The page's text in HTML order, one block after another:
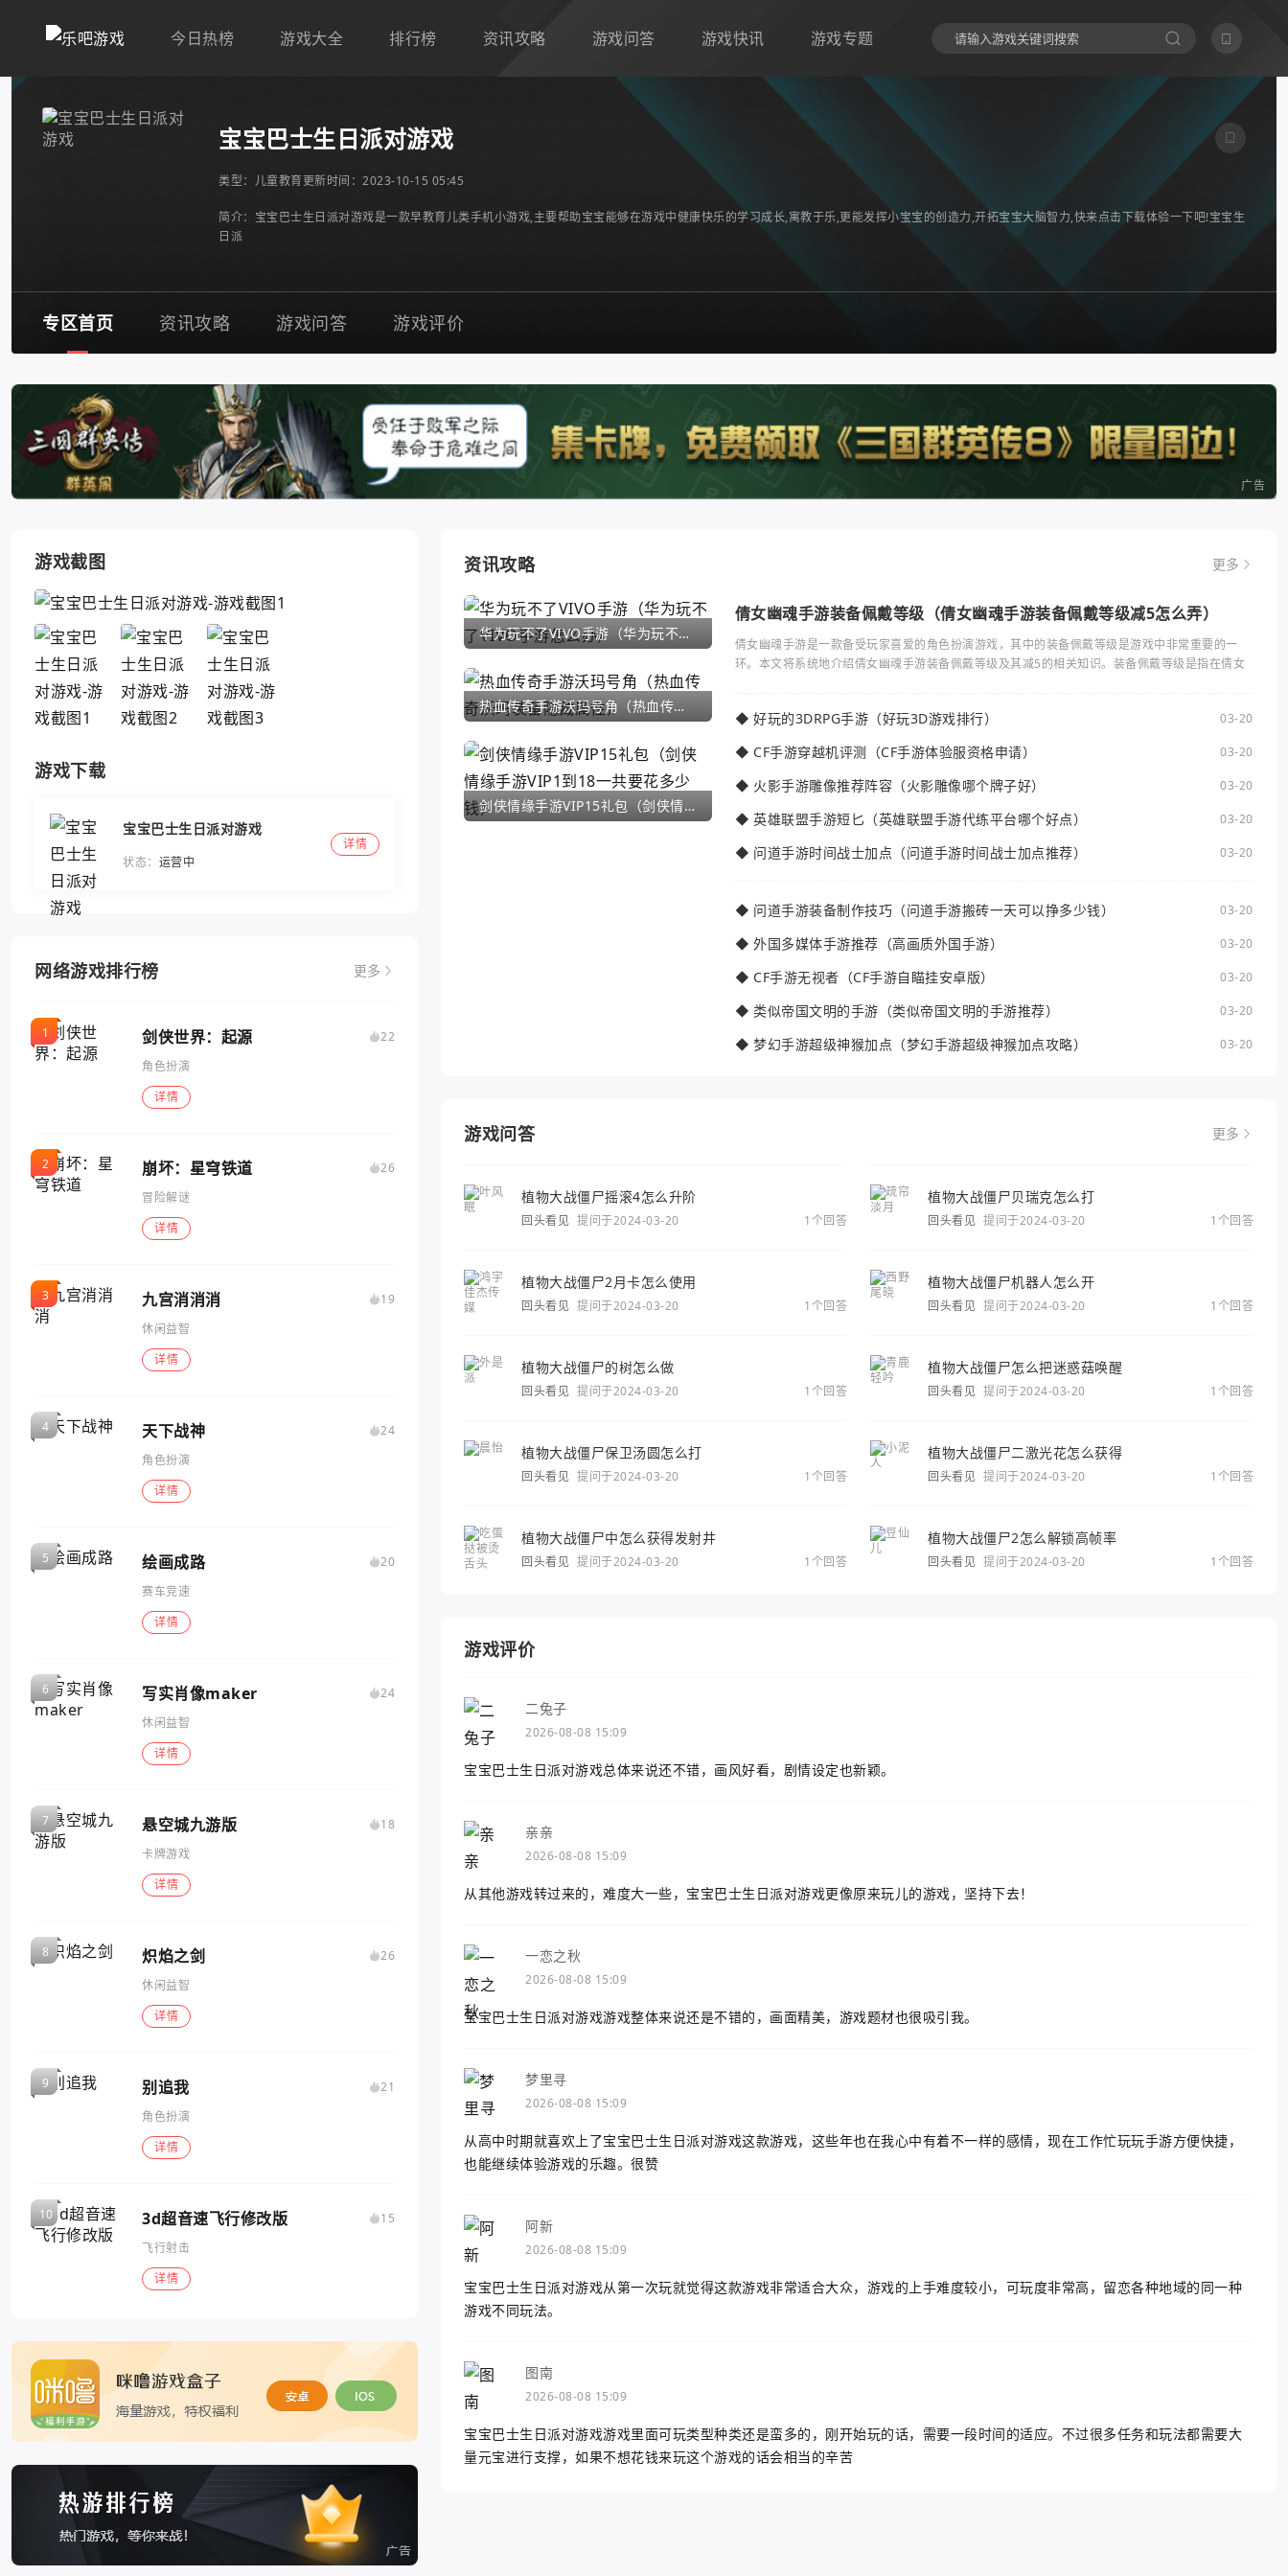
今日热榜 游戏大全 排行榜 资讯攻略 游戏问答 游戏快讯 游戏专题
宝宝巴士生日派对游戏
类型： 儿童教育更新时间：2023-10-15 05:45
简介：宝宝巴士生日派对游戏是一款早教育儿类手机小游戏,主要帮助宝宝能够在游戏中健康快乐的学习成长,寓教于乐,更能发挥小宝宝的创造力,开拓宝宝大脑智力,快来点击下载体验一下吧!宝宝生
日派
专区首页 资讯攻略 游戏问答 游戏评价
广告
游戏截图
游戏下载
宝宝巴士生日派对游戏
状态： 运营中
详情
网络游戏排行榜 更多
剑侠世界：起源
22
角色扮演
详情
崩坏：星穹铁道
26
冒险解谜
详情
九宫消消消
19
休闲益智
详情
天下战神
24
角色扮演
详情
绘画成路
20
赛车竞速
详情
写实肖像maker
24
休闲益智
详情
悬空城九游版
18
卡牌游戏
详情
炽焰之剑
26
休闲益智
详情
别追我
21
角色扮演
详情
3d超音速飞行修改版
15
飞行射击
详情
资讯攻略 更多
华为玩不了VIVO手游（华为玩不了VIVO手游怎么办）
热血传奇手游沃玛号角（热血传奇沃玛装备隐藏属性）
剑侠情缘手游VIP15礼包（剑侠情缘手游VIP1到18一共要花多少钱）
倩女幽魂手游装备佩戴等级（倩女幽魂手游装备佩戴等级减5怎么弄）
倩女幽魂手游是一款备受玩家喜爱的角色扮演游戏，其中的装备佩戴等级是游戏中非常重要的一
环。本文将系统地介绍倩女幽魂手游装备佩戴等级及其减5的相关知识。装备佩戴等级是指在倩女
◆ 好玩的3DRPG手游（好玩3D游戏排行） 03-20
◆ CF手游穿越机评测（CF手游体验服资格申请） 03-20
◆ 火影手游雕像推荐阵容（火影雕像哪个牌子好） 03-20
◆ 英雄联盟手游短匕（英雄联盟手游代练平台哪个好点） 03-20
◆ 问道手游时间战士加点（问道手游时间战士加点推荐） 03-20
◆ 问道手游装备制作技巧（问道手游搬砖一天可以挣多少钱） 03-20
◆ 外国多媒体手游推荐（高画质外国手游） 03-20
◆ CF手游无视者（CF手游自瞄挂安卓版） 03-20
◆ 类似帝国文明的手游（类似帝国文明的手游推荐） 03-20
◆ 梦幻手游超级神猴加点（梦幻手游超级神猴加点攻略） 03-20
游戏问答 更多
植物大战僵尸摇滚4怎么升阶
回头看见 提问于2024-03-20 1个回答
植物大战僵尸贝瑞克怎么打
回头看见 提问于2024-03-20 1个回答
植物大战僵尸2月卡怎么使用
回头看见 提问于2024-03-20 1个回答
植物大战僵尸机器人怎么开
回头看见 提问于2024-03-20 1个回答
植物大战僵尸的树怎么做
回头看见 提问于2024-03-20 1个回答
植物大战僵尸怎么把迷惑菇唤醒
回头看见 提问于2024-03-20 1个回答
植物大战僵尸保卫汤圆怎么打
回头看见 提问于2024-03-20 1个回答
植物大战僵尸二激光花怎么获得
回头看见 提问于2024-03-20 1个回答
植物大战僵尸中怎么获得发射井
回头看见 提问于2024-03-20 1个回答
植物大战僵尸2怎么解锁高帧率
回头看见 提问于2024-03-20 1个回答
游戏评价
二兔子
2026-08-08 15:09
宝宝巴士生日派对游戏总体来说还不错，画风好看，剧情设定也新颖。
亲亲
2026-08-08 15:09
从其他游戏转过来的，难度大一些，宝宝巴士生日派对游戏更像原来玩儿的游戏，坚持下去！
一恋之秋
2026-08-08 15:09
宝宝巴士生日派对游戏游戏整体来说还是不错的，画面精美，游戏题材也很吸引我。
梦里寻
2026-08-08 15:09
从高中时期就喜欢上了宝宝巴士生日派对游戏这款游戏，这些年也在我心中有着不一样的感情，现在工作忙玩玩手游方便快捷，
也能继续体验游戏的乐趣。很赞
阿新
2026-08-08 15:09
宝宝巴士生日派对游戏从第一次玩就觉得这款游戏非常适合大众，游戏的上手难度较小，可玩度非常高，留恋各种地域的同一种
游戏不同玩法。
图南
2026-08-08 15:09
宝宝巴士生日派对游戏游戏里面可玩类型种类还是蛮多的，刚开始玩的话，需要一段时间的适应。不过很多任务和玩法都需要大
量元宝进行支撑，如果不想花钱来玩这个游戏的话会相当的辛苦